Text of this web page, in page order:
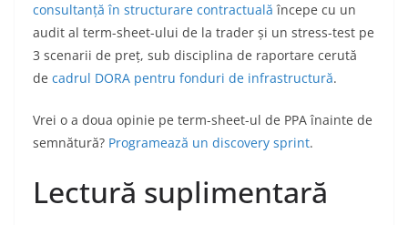
consultanță în structurare contractuală începe cu un
audit al term-sheet-ului de la trader și un stress-test pe
3 scenarii de preț, sub disciplina de raportare cerută
de cadrul DORA pentru fonduri de infrastructură.
Vrei o a doua opinie pe term-sheet-ul de PPA înainte de
semnătură? Programează un discovery sprint.
Lectură suplimentară